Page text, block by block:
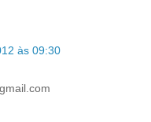
às 09:30